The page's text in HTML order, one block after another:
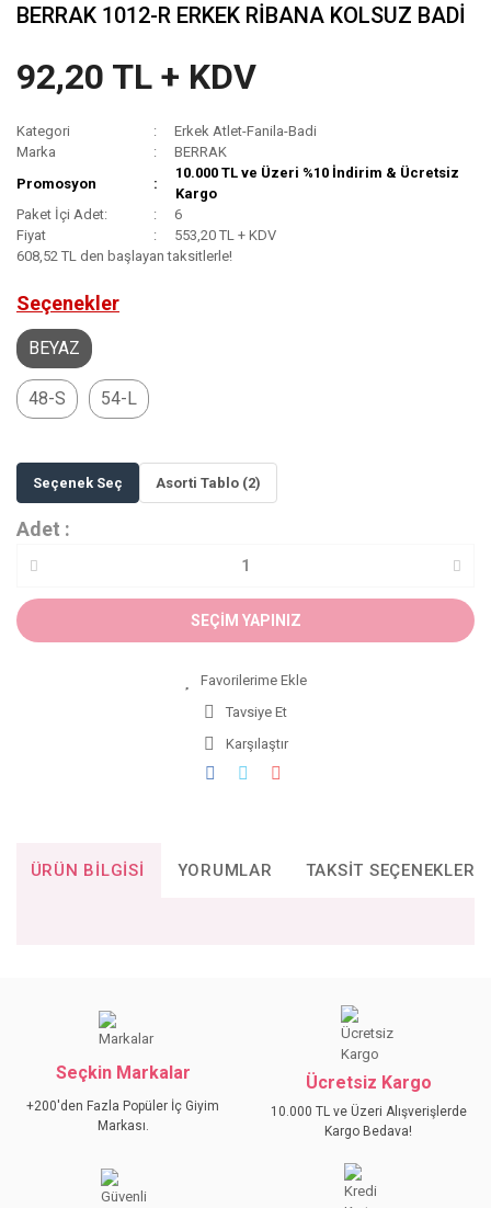
BERRAK 1012-R ERKEK RİBANA KOLSUZ BADİ
92,20 TL + KDV
Kategori
Erkek Atlet-Fanila-Badi
Marka
BERRAK
Promosyon
10.000 TL ve Üzeri %10 İndirim & Ücretsiz
Kargo
Paket İçi Adet:
6
Fiyat
553,20 TL + KDV
608,52 TL den başlayan taksitlerle!
Seçenekler
BEYAZ
48-S 54-L
Seçenek Seç Asorti Tablo (2)
Adet :
SEÇİM YAPINIZ
Tavsiye Et
Karşılaştır
ÜRÜN BILGISI YORUMLAR TAKSIT SEÇENEKLERI
kullanarak tarafımıza iletebilirsiniz.
Görüş ve önerileriniz için teşekkür ederiz.
Ürün açıklamasında eksik bilgiler bulunuyor.
Ürün fiyatı diğer sitelerden daha pahalı.
Seçkin Markalar
+200'den Fazla Popüler İç Giyim
Markası.
Ücretsiz Kargo
10.000 TL ve Üzeri Alışverişlerde
Kargo Bedava!